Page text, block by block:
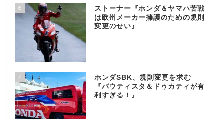
6
ストーナー『ホンダ＆ヤマハ苦戦
は欧州メーカー擁護のための規則
変更のせい』
7
ホンダSBK、規則変更を求む
『バウティスタ＆ドゥカティが有
利すぎる！』